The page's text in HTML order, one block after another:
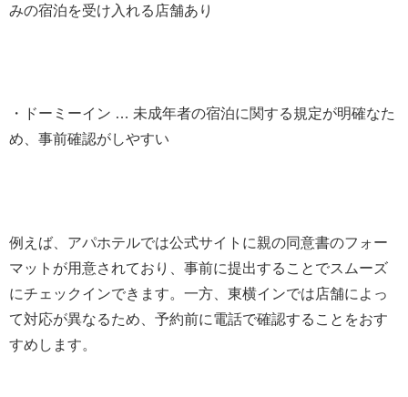
みの宿泊を受け入れる店舗あり
・ドーミーイン … 未成年者の宿泊に関する規定が明確なた
め、事前確認がしやすい
例えば、アパホテルでは公式サイトに親の同意書のフォー
マットが用意されており、事前に提出することでスムーズ
にチェックインできます。一方、東横インでは店舗によっ
て対応が異なるため、予約前に電話で確認することをおす
すめします。